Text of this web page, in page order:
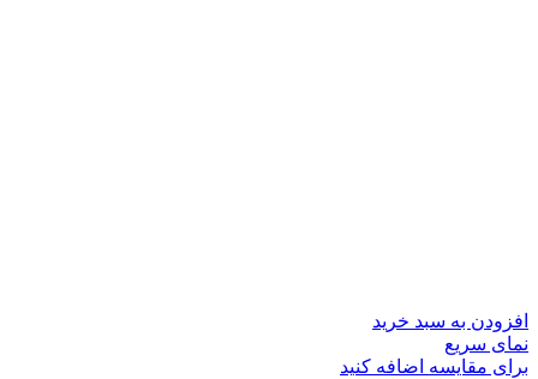
افزودن به سبد خرید
نمای سریع
برای مقایسه اضافه کنید